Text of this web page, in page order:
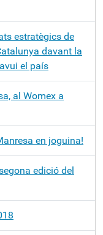
estratègics de
davant la
el país
al Womex a
en joguina!
edició del